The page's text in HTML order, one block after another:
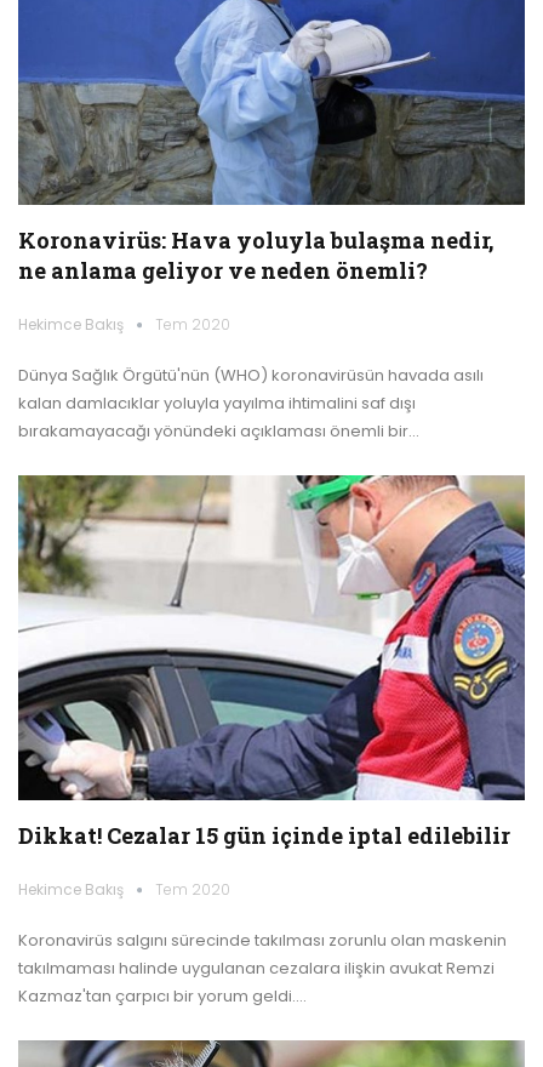
Koronavirüs: Hava yoluyla bulaşma nedir,
ne anlama geliyor ve neden önemli?
Hekimce Bakış Tem 2020
Dünya Sağlık Örgütü'nün (WHO) koronavirüsün havada asılı
kalan damlacıklar yoluyla yayılma ihtimalini saf dışı
bırakamayacağı yönündeki açıklaması önemli bir…
Dikkat! Cezalar 15 gün içinde iptal edilebilir
Hekimce Bakış Tem 2020
Koronavirüs salgını sürecinde takılması zorunlu olan maskenin
takılmaması halinde uygulanan cezalara ilişkin avukat Remzi
Kazmaz'tan çarpıcı bir yorum geldi.…